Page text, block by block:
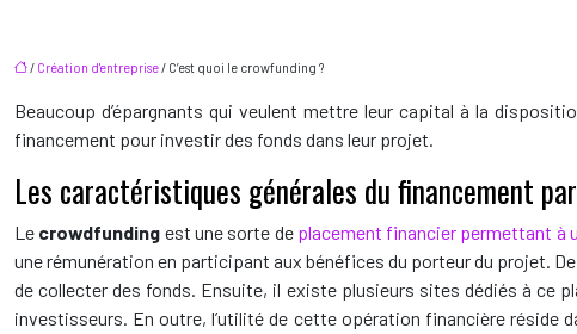
/ Création d'entreprise/ C’est quoi le crowfunding ?
Beaucoup d’épargnants qui veulent mettre leur capital à la
financement pour investir des fonds dans leur projet.
Les caractéristiques générales du financement
Le crowdfunding est une sorte de placement financier permettant à
une rémunération en participant aux bénéfices du porteur du projet.
de collecter des fonds. Ensuite, il existe plusieurs sites dédiés à ce
investisseurs. En outre, l’utilité de cette opération financière réside